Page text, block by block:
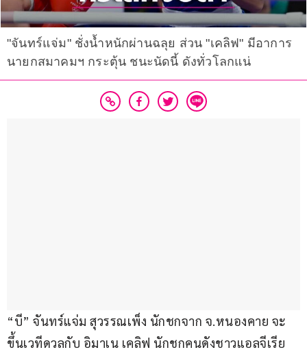
"จันทร์แจ่ม" ชั่งน้ำหนักผ่านฉลุย ส่วน "เคลิฟ" มีอาการ
นายกสมาคมฯ กระตุ้น ชนะนัดนี้ ดังทั่วโลกแน่
“บี” จันทร์แจ่ม สุวรรณเพ็ง นักชกจาก จ.หนองคาย จะ
ขึ้นเวทีดวลกับ อิมาเน เคลิฟ นักชกคนดังชาวแอลจีเรีย